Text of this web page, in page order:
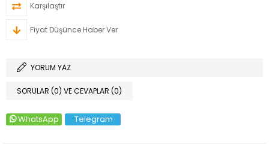
Karşılaştır
Fiyat Düşünce Haber Ver
YORUM YAZ
SORULAR (0) VE CEVAPLAR (0)
WhatsApp Telegram